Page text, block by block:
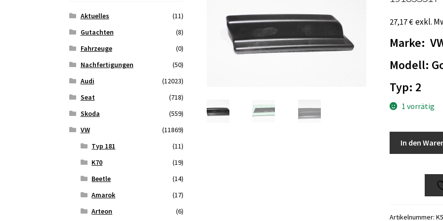
27,17€ exkl.
Marke:
Modell:
Typ: 2
1 vorrätig
In den
Artikelnummer:
Aktuelles
(11)
Gutachten
(8)
Fahrzeuge
(0)
Nachfertigungen
(50)
Audi
(12023)
Seat
(718)
Skoda
(559)
VW
(11869)
Typ 181
(11)
K70
(19)
Beetle
(14)
Amarok
(17)
Arteon
(6)